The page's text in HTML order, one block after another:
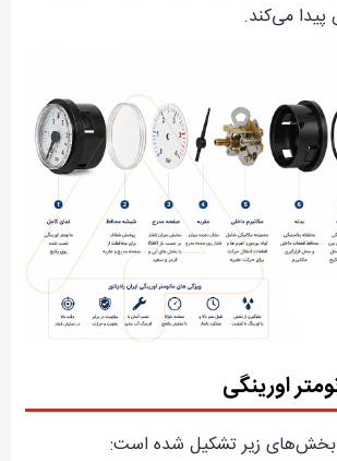
می‌کند.
اورینگی
بخش‌های زیر تشکیل شده است: